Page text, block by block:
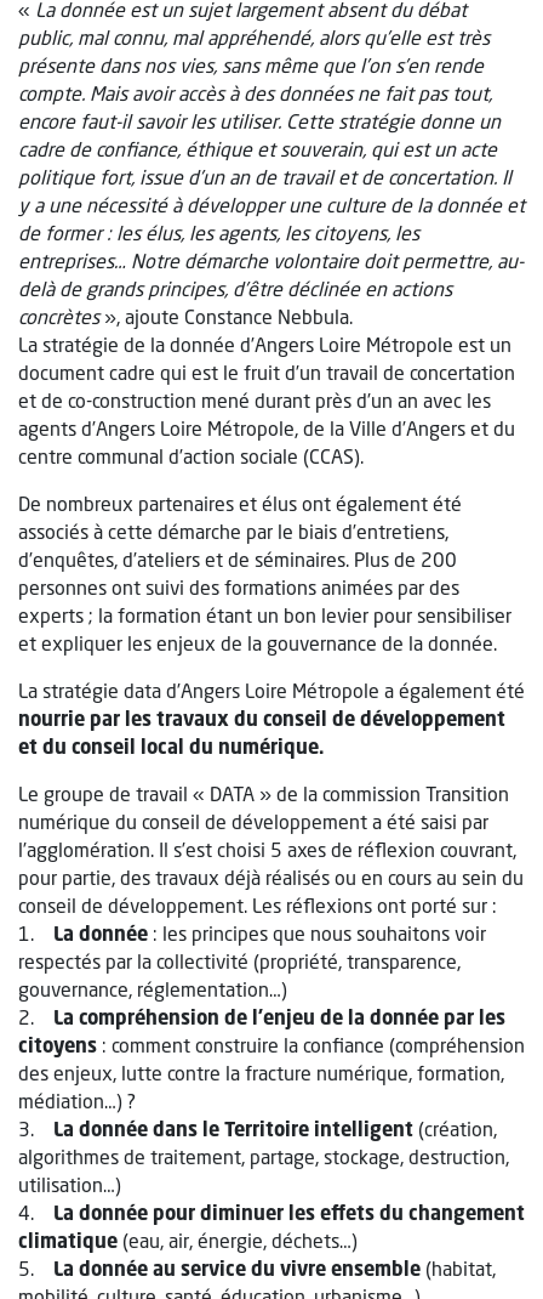
« La donnée est un sujet largement absent du débat
public, mal connu, mal appréhendé, alors qu’elle est très
présente dans nos vies, sans même que l’on s’en rende
compte. Mais avoir accès à des données ne fait pas tout,
encore faut-il savoir les utiliser. Cette stratégie donne un
cadre de confiance, éthique et souverain, qui est un acte
politique fort, issue d’un an de travail et de concertation. Il
y a une nécessité à développer une culture de la donnée et
de former : les élus, les agents, les citoyens, les
entreprises… Notre démarche volontaire doit permettre, au-
delà de grands principes, d’être déclinée en actions
concrètes», ajoute Constance Nebbula.
La stratégie de la donnée d’Angers Loire Métropole est un
document cadre qui est le fruit d’un travail de concertation
et de co-construction mené durant près d’un an avec les
agents d’Angers Loire Métropole, de la Ville d’Angers et du
centre communal d’action sociale (CCAS).
De nombreux partenaires et élus ont également été
associés à cette démarche par le biais d’entretiens,
d’enquêtes, d’ateliers et de séminaires. Plus de 200
personnes ont suivi des formations animées par des
experts ; la formation étant un bon levier pour sensibiliser
et expliquer les enjeux de la gouvernance de la donnée.
La stratégie data d’Angers Loire Métropole a également été
nourrie par les travaux du conseil de développement
et du conseil local du numérique.
Le groupe de travail « DATA » de la commission Transition
numérique du conseil de développement a été saisi par
l’agglomération. Il s’est choisi 5 axes de réflexion couvrant,
pour partie, des travaux déjà réalisés ou en cours au sein du
conseil de développement. Les réflexions ont porté sur :
1.
La donnée : les principes que nous souhaitons voir
respectés par la collectivité (propriété, transparence,
gouvernance, réglementation…)
2.
La compréhension de l’enjeu de la donnée par les
citoyens : comment construire la confiance (compréhension
des enjeux, lutte contre la fracture numérique, formation,
médiation…) ?
3.
La donnée dans le Territoire intelligent (création,
algorithmes de traitement, partage, stockage, destruction,
utilisation…)
4.
La donnée pour diminuer les effets du changement
climatique (eau, air, énergie, déchets…)
5. La donnée au service du vivre ensemble (habitat,